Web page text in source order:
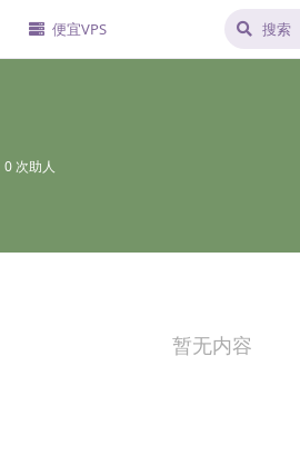
便宜VPS
0 次助人
暂无内容